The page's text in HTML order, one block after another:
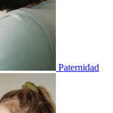
Paternidad